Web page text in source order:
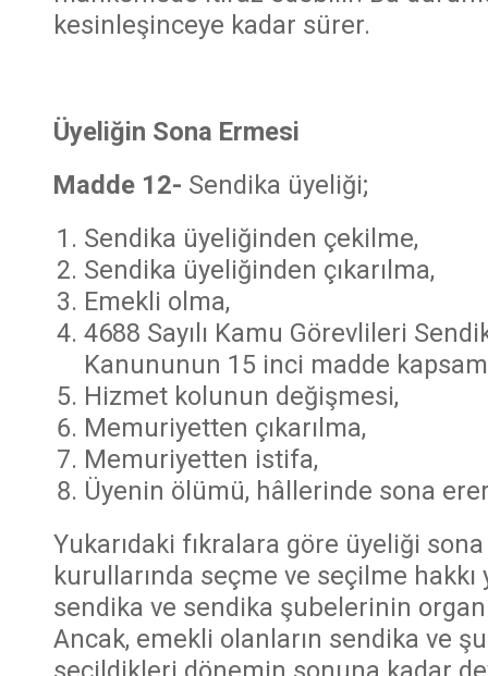
kesinleşinceye kadar sürer.
Üyeliğin Sona Ermesi
Madde 12- Sendika üyeliği;
Sendika üyeliğinden çekilme,
Sendika üyeliğinden çıkarılma,
Emekli olma,
4688 Sayılı Kamu Görevlileri
Kanununun 15 inci madde
Hizmet kolunun değişmesi,
Memuriyetten çıkarılma,
Memuriyetten istifa,
Üyenin ölümü, hâllerinde sona
Yukarıdaki fıkralara göre üyeliği
kurullarında seçme ve seçilme
sendika ve sendika şubelerinin
Ancak, emekli olanların sendika ve